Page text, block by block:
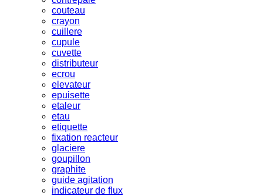
couteau
crayon
cuillere
cupule
cuvette
distributeur
ecrou
elevateur
epuisette
etaleur
etau
etiquette
fixation reacteur
glaciere
goupillon
graphite
guide agitation
indicateur de flux